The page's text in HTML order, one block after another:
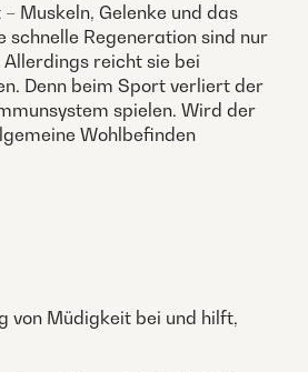
Muskeln, Gelenke und das
Regeneration sind nur
reicht sie bei
Denn beim Sport verliert der
spielen. Wird der
Wohlbefinden
von Müdigkeit bei und hilft,